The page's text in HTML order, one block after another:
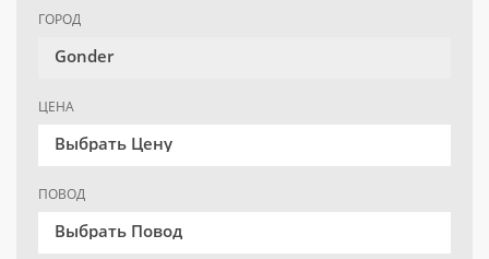
ГОРОД
Gonder
ЦЕНА
Выбрать Цену
ПОВОД
Выбрать Повод